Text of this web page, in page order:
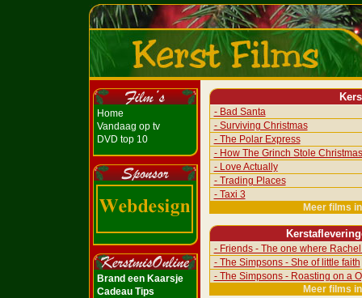
Home
Vandaag op tv
DVD top 10
Brand een Kaarsje
Cadeau Tips
- Bad Santa
- Surviving Christmas
- The Polar Express
- How The Grinch Stole Christmas
- Love Actually
- Trading Places
- Taxi 3
Meer films
- Friends - The one where
- The Simpsons - She of little faith
- The Simpsons - Roasting on a
Meer films